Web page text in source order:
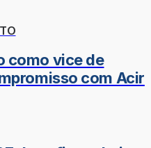
como vice de
com Acir